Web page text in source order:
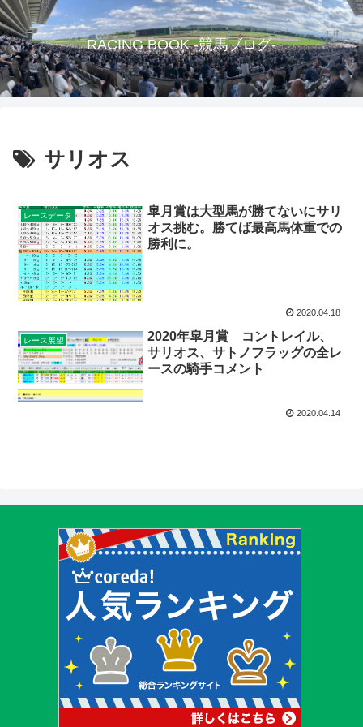
RACING BOOK -競馬ブログ-
サリオス
レースデータ
皐月賞は大型馬が勝てないにサリ
オス挑む。勝てば最高馬体重での
勝利に。
2020.04.18
レース展望
2020年皐月賞 コントレイル、
サリオス、サトノフラッグの全レ
ースの騎手コメント
2020.04.14